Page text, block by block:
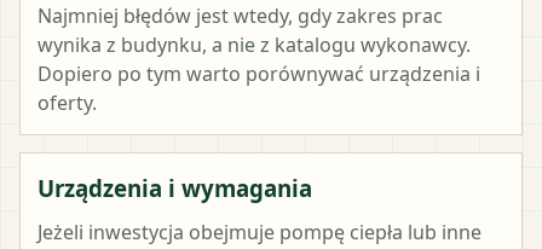
Najmniej błędów jest wtedy, gdy zakres prac
wynika z budynku, a nie z katalogu wykonawcy.
Dopiero po tym warto porównywać urządzenia i
oferty.
Urządzenia i wymagania
Jeżeli inwestycja obejmuje pompę ciepła lub inne